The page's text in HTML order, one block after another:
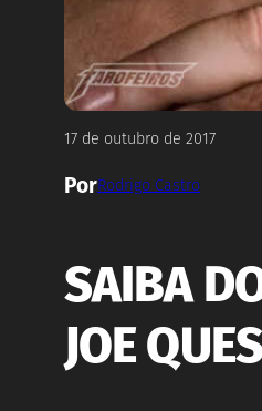
17 de outubro de 2017
PorRodrigo Castro
SAIBA
JOE